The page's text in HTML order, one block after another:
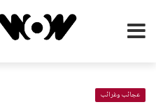
عجائب وغرائب